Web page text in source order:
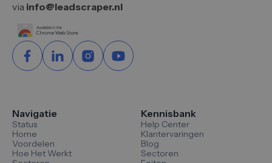
via info@leadscraper.nl
Navigatie
Status
Home
Voordelen
Hoe Het Werkt
Kennisbank
Help Center
Klantervaringen
Blog
Sectoren